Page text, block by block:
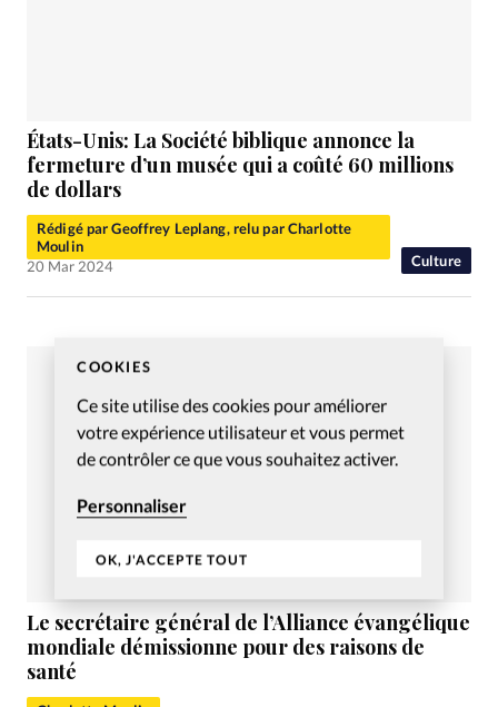
COOKIES
Ce site utilise des cookies pour améliorer
votre expérience utilisateur et vous permet
de contrôler ce que vous souhaitez activer.
Personnaliser
OK, J'ACCEPTE TOUT
Culture
États-Unis: La Société biblique annonce la
fermeture d’un musée qui a coûté 60 millions
de dollars
Rédigé par Geoffrey Leplang, relu par Charlotte
Moulin
20 Mar 2024
Le secrétaire général de l’Alliance évangélique
mondiale démissionne pour des raisons de
santé